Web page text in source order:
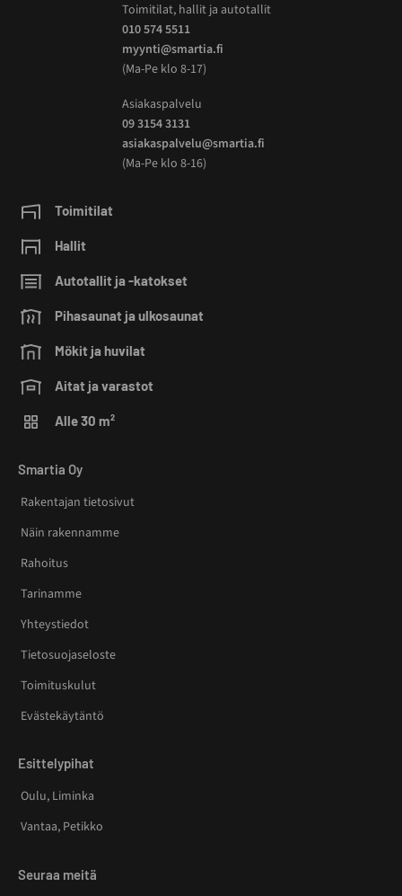
Toimitilat, hallit ja autotallit
010 574 5511
myynti@smartia.fi
(Ma-Pe klo 8-17)
Asiakaspalvelu
09 3154 3131
asiakaspalvelu@smartia.fi
(Ma-Pe klo 8-16)
Toimitilat
Hallit
Autotallit ja -katokset
Pihasaunat ja ulkosaunat
Mökit ja huvilat
Aitat ja varastot
Alle 30 m²
Smartia Oy
Rakentajan tietosivut
Näin rakennamme
Rahoitus
Tarinamme
Yhteystiedot
Tietosuojaseloste
Toimituskulut
Evästekäytäntö
Esittelypihat
Oulu, Liminka
Vantaa, Petikko
Seuraa meitä